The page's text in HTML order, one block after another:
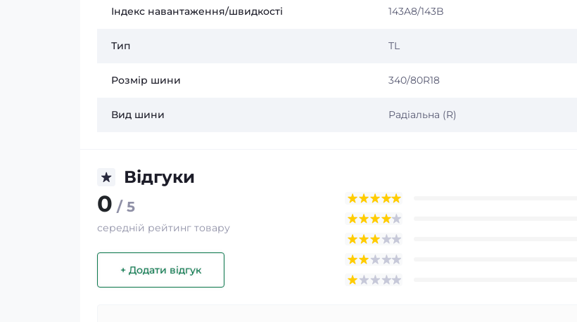
Індекс навантаження/швидкості 143A8/143B
Тип TL
Розмір шини 340/80R18
Вид шини Радіальна (R)
Відгуки
0 / 5
середній рейтинг товару
+ Додати відгук